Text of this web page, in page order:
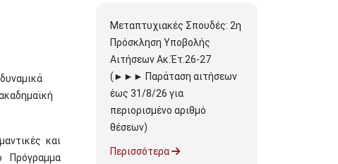
και
Πρόγραμμα
Μεταπτυχιακές Σπουδές: 2η
Πρόσκληση Υποβολής
Αιτήσεων Ακ.Έτ.26-27
(►►► Παράταση αιτήσεων
έως 31/8/26 για
περιορισμένο αριθμό
θέσεων)
Περισσότερα